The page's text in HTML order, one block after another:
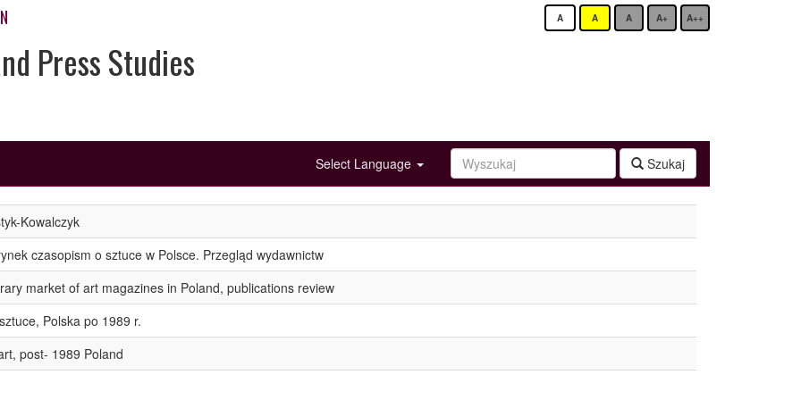
Press Studies
A A A A+ A++
Szukaj
Select Language
Kowalczyk
czasopism o sztuce w Polsce. Przegląd wydawnictw
market of art magazines in Poland, publications review
Polska po 1989 r.
post- 1989 Poland